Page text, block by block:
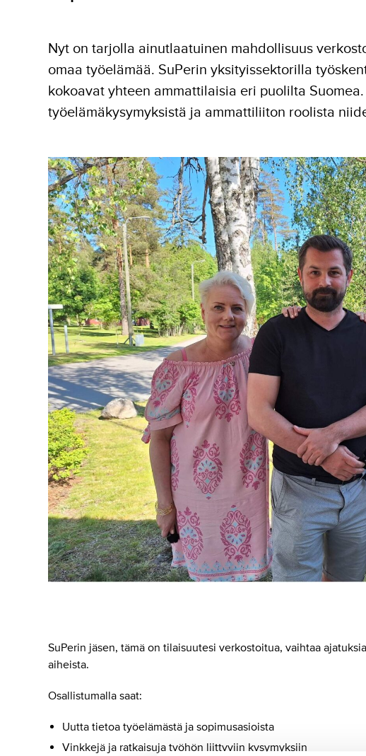
Nyt on tarjolla ainutlaatuinen mahdollisuus
omaa työelämää. SuPerin yksityissektorilla
kokoavat yhteen ammattilaisia eri puolilta
työelämäkysymyksistä ja ammattiliiton roolista
SuPerin jäsen, tämä on tilaisuutesi verkostoitua, vaihtaa
aiheista.
Osallistumalla saat:
Uutta tietoa työelämästä ja sopimusasioista
Vinkkejä ja ratkaisuja työhön liittyviin kysymyksiin